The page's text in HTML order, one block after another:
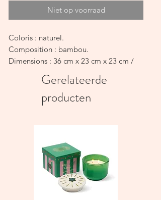
Niet op voorraad
Coloris : naturel.
Composition : bambou.
Dimensions : 36 cm x 23 cm x 23 cm /
39 cm x 26 cm x 25 cm / 44 cm x 30 cm
Gerelateerde
producten